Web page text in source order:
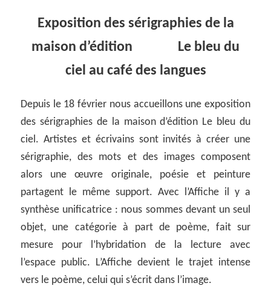
Exposition des sérigraphies de la
maison d’édition Le bleu du
ciel au café des langues
Depuis le 18 février nous accueillons une exposition
des sérigraphies de la maison d’édition Le bleu du
ciel. Artistes et écrivains sont invités à créer une
sérigraphie, des mots et des images composent
alors une œuvre originale, poésie et peinture
partagent le même support. Avec l’Affiche il y a
synthèse unificatrice : nous sommes devant un seul
objet, une catégorie à part de poème, fait sur
mesure pour l’hybridation de la lecture avec
l’espace public. L’Affiche devient le trajet intense
vers le poème, celui qui s’écrit dans l’image.